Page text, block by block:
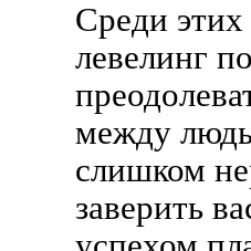
Среди этих
левелинг
между
слишком
заверить